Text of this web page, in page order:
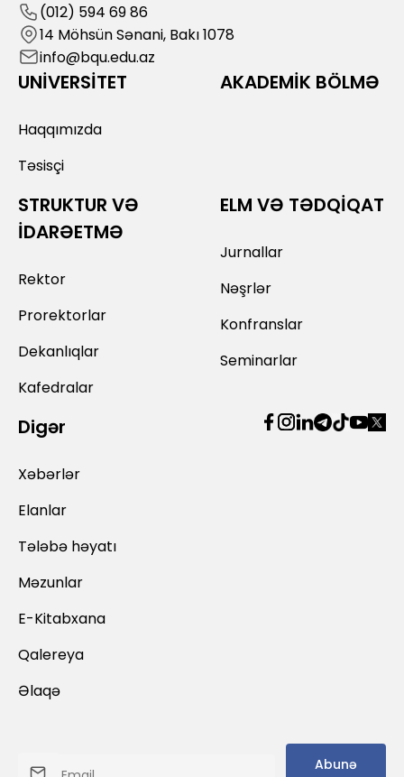
(012) 594 69 86
14 Möhsün Sənani, Bakı 1078
info@bqu.edu.az
UNİVERSİTET
Haqqımızda
Təsisçi
AKADEMİK BÖLMƏ
STRUKTUR VƏ
İDARƏETMƏ
Rektor
Prorektorlar
Dekanlıqlar
Kafedralar
ELM VƏ TƏDQİQAT
Jurnallar
Nəşrlər
Konfranslar
Seminarlar
Digər
Xəbərlər
Elanlar
Tələbə həyatı
Məzunlar
E-Kitabxana
Qalereya
Əlaqə
Abunə